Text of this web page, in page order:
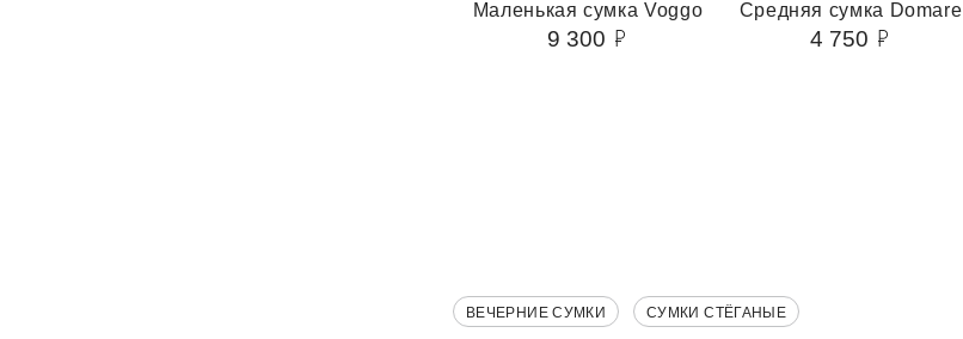
Маленькая сумка Voggo
9 300
Средняя сумка Domare
4 750
ВЕЧЕРНИЕ СУМКИ СУМКИ СТЁГАНЫЕ